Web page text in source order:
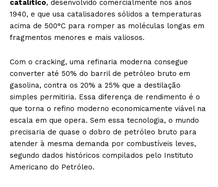
catalítico, desenvolvido comercialmente nos anos
1940, e que usa catalisadores sólidos a temperaturas
acima de 500°C para romper as moléculas longas em
fragmentos menores e mais valiosos.
Com o cracking, uma refinaria moderna consegue
converter até 50% do barril de petróleo bruto em
gasolina, contra os 20% a 25% que a destilação
simples permitiria. Essa diferença de rendimento é o
que torna o refino moderno economicamente viável na
escala em que opera. Sem essa tecnologia, o mundo
precisaria de quase o dobro de petróleo bruto para
atender à mesma demanda por combustíveis leves,
segundo dados históricos compilados pelo Instituto
Americano do Petróleo.